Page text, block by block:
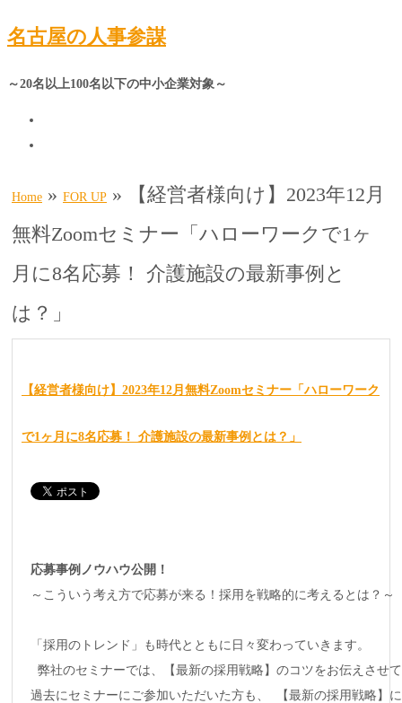
名古屋の人事参謀
～20名以上100名以下の中小企業対象～
Home » FOR UP »
【経営者様向け】2023年12月
無料Zoomセミナー「ハローワークで1ヶ
月に8名応募！ 介護施設の最新事例と
は？」
【経営者様向け】2023年12月無料Zoomセミナー「ハローワーク
で1ヶ月に8名応募！ 介護施設の最新事例とは？」
応募事例ノウハウ公開！
～こういう考え方で応募が来る！採用を戦略的に考えるとは？～
「採用のトレンド」も時代とともに日々変わっていきます。
弊社のセミナーでは、【最新の採用戦略】のコツをお伝えさせ
過去にセミナーにご参加いただいた方も、 【最新の採用戦略】